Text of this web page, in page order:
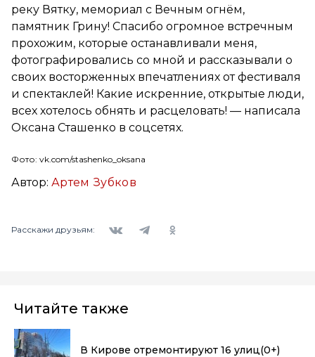
реку Вятку, мемориал с Вечным огнём,
памятник Грину! Спасибо огромное встречным
прохожим, которые останавливали меня,
фотографировались со мной и рассказывали о
своих восторженных впечатлениях от фестиваля
и спектаклей! Какие искренние, открытые люди,
всех хотелось обнять и расцеловать! — написала
Оксана Сташенко в соцсетях.
Фото: vk.com/stashenko_oksana
Автор: Артем Зубков
Расскажи друзьям:
Читайте также
В Кирове отремонтируют 16 улиц(0+)